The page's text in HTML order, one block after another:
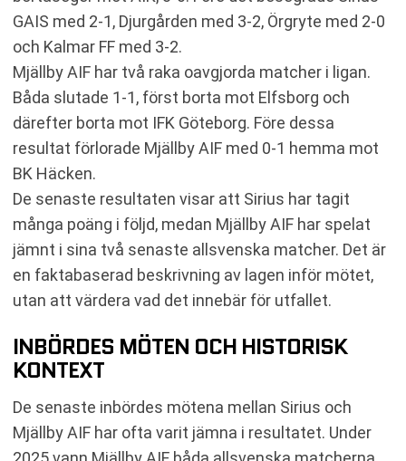
GAIS med 2-1, Djurgården med 3-2, Örgryte med 2-0
och Kalmar FF med 3-2.
Mjällby AIF har två raka oavgjorda matcher i ligan.
Båda slutade 1-1, först borta mot Elfsborg och
därefter borta mot IFK Göteborg. Före dessa
resultat förlorade Mjällby AIF med 0-1 hemma mot
BK Häcken.
De senaste resultaten visar att Sirius har tagit
många poäng i följd, medan Mjällby AIF har spelat
jämnt i sina två senaste allsvenska matcher. Det är
en faktabaserad beskrivning av lagen inför mötet,
utan att värdera vad det innebär för utfallet.
INBÖRDES MÖTEN OCH HISTORISK
KONTEXT
De senaste inbördes mötena mellan Sirius och
Mjällby AIF har ofta varit jämna i resultatet. Under